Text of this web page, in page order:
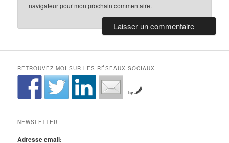
navigateur pour mon prochain commentaire.
RETROUVEZ MOI SUR LES RÉSEAUX SOCIAUX
by
NEWSLETTER
Adresse email: